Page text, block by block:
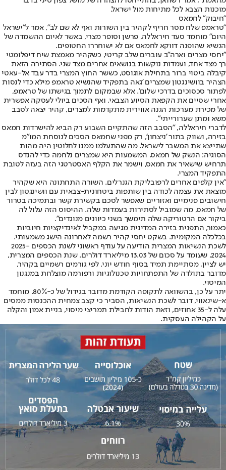
מוכנות הצבא לכל מתיחות מול ישראל.
"חיבוק" לחמאס
"טראמפ שלח מסר חריף לקהיר בין השורות ואף לא שם לב", אמר ל"ישראל
היום" מוחמד סעד חיראללה, פרשן וסופר מצרי, באשר לאיום ההשמדה של
הנשיא שהופנה דווקא לחמאס אם לא ישוחררו החטופים.
"יחסי מצרים וארה"ב עוברים שלב קריטי, כשקהיר מאמצת שיח דיפלומטי
רך מצד אחד, ועמדות נוקשות בנושאים אחרים מצד שני. הסתירה הזאת
קיבלה ביטוי ברור בתחילת אוגוסט, כששר החוץ המצרי בדר עבד אל-עאטי
הצהיר בוושינגטון שמצרים 'גאה בתפקיד שהנשיא טראמפ מילא כדי לנסות
לפתור סכסוכים בדרכי שלום'. אלא שבמקום לתמוך בגישתו של טראמפ,
אחרי שסיים את הקפאת הסיוע הצבאי, ואף הסכים ביולי לעסקה אפשרית
של מכירת מערכות הגנה אווירית מתקדמות למצרים, קהיר יצאה לסבב
משא ומתן שערורייתי".
לדברי חיראללה, "הסבב הזה שהתקיים השבוע רק הביא להישרדות חמאס
בזירה, ושווק בתור 'ניצחון', רק מפני שחמאס הסכים לנוסחת המו"מ
שתייצא את המשבר לישראל. מה שהתעלמו ממנו לחלוטין היה מהות
הסוגיה: הנשק של חמאס. המשמעות היא שמצרים נלחמה כדי להנדס
תרחיש שישאיר את חמאס, וישמר את הקלף האסטרטגי הזה בעזה לטובת
התפקיד המצרי.
"אין קלפים אחרים לרפובליקת הגנרלים. השורה התחתונה היא שקהיר
מוצאת את עצמה לכודה בין שותפות ביטחונית-צבאית עם וושינגטון לבין
חישובים פנימיים ואזוריים שאפשר לסכם בקשירת קשר ובתמיכה בטרור
של חמאס, מה שמוביל לסתירות בעמדות שלה. ההיסוס הזה עלול לה
ביקור אם הרטוריקה שלה תימשך בשני כיוונים מנוגדים".
כאמור, התפנית בזירה המדינית מגיעה במקביל לאינדיקציות חיוביות
בכלכלה המקומית. בשקט יחסי קהיר רשמה לאחרונה הישג משמעותי.
לשכת הנשיאות המצרית הודיעה על עודף ראשוני לשנת הכספים 2025-
2024, שעומד על סכום של 13.03 מיליארד דולרים. שנת הכספים המצרית,
יש לציין, מסתיימת תמיד בסוף חודש יוני. לפי גורמים רשמיים בקהיר,
מדובר בתולדה של התפתחויות טכנולוגיות ורפורמה מוצלחת במנגנון
המיסוי.
יתר על כן, בהשוואה לתקופה הקודמת מדובר בגידול של כ-80%. מוחמד
א-שינאווי, דובר לשכת הנשיאות, הסביר כי קצב צמחית ההכנסות ממסים
עלה ל-35 אחוזים, וזאת הודות לחבילת תמריצי מיסוי, בניית אמון והקלה
על הקהילה העסקית.